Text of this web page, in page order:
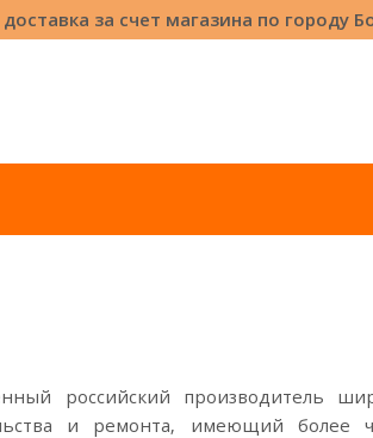
за счет магазина по городу
российский производитель
и ремонта, имеющий более